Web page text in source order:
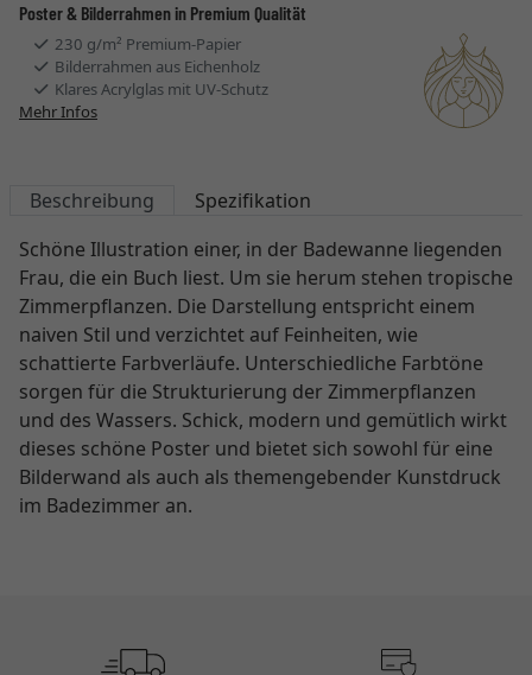
Poster & Bilderrahmen in Premium Qualität
230 g/m² Premium-Papier
Bilderrahmen aus Eichenholz
Klares Acrylglas mit UV-Schutz
Mehr Infos
Beschreibung
Spezifikation
Schöne Illustration einer, in der Badewanne liegenden
Frau, die ein Buch liest. Um sie herum stehen tropische
Zimmerpflanzen. Die Darstellung entspricht einem
naiven Stil und verzichtet auf Feinheiten, wie
schattierte Farbverläufe. Unterschiedliche Farbtöne
sorgen für die Strukturierung der Zimmerpflanzen
und des Wassers. Schick, modern und gemütlich wirkt
dieses schöne Poster und bietet sich sowohl für eine
Bilderwand als auch als themengebender Kunstdruck
im Badezimmer an.